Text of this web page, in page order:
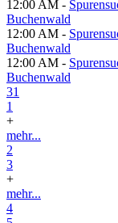
12:00 AM -
Buchenwald
12:00 AM -
Buchenwald
12:00 AM -
Buchenwald
31
1
+
mehr...
2
3
+
mehr...
4